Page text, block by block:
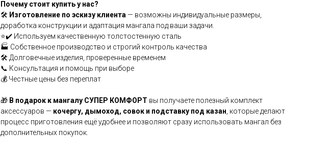
Почему стоит купить у нас?
🛠 Изготовление по эскизу клиента — возможны индивидуальные размеры,
доработка конструкции и адаптация мангала под ваши задачи.
⭐✔️ Используем качественную толстостенную сталь
🏭 Собственное производство и строгий контроль качества
🛠️ Долговечные изделия, проверенные временем
📞 Консультация и помощь при выборе
💰 Честные цены без переплат
🎁 В подарок к мангалу СУПЕР КОМФОРТ вы получаете полезный комплект
аксессуаров — кочергу, дымоход, совок и подставку под казан , которые делают
процесс приготовления ещё удобнее и позволяют сразу использовать мангал без
дополнительных покупок.